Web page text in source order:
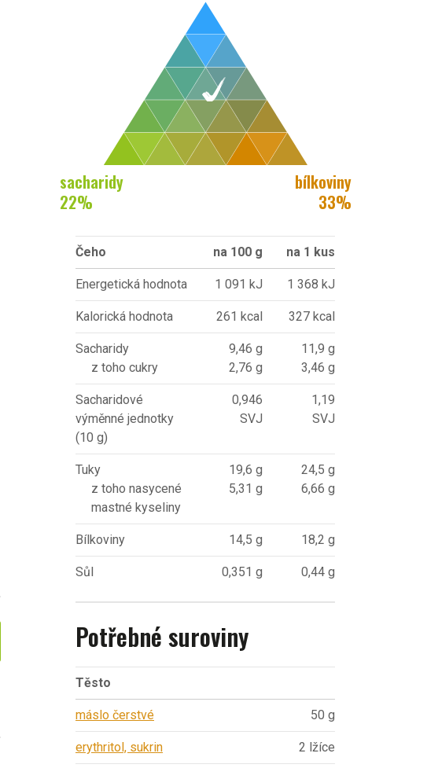
sacharidy
22%
bílkoviny
33%
Čeho na 100 g na 1 kus
Energetická hodnota 1 091 kJ 1 368 kJ
Kalorická hodnota 261 kcal 327 kcal
Sacharidy
z toho cukry
9,46 g
2,76 g
11,9 g
3,46 g
Sacharidové
výměnné jednotky
(10 g)
0,946
SVJ
1,19
SVJ
Tuky
z toho nasycené
mastné kyseliny
19,6 g
5,31 g
24,5 g
6,66 g
Bílkoviny 14,5 g 18,2 g
Sůl 0,351 g 0,44 g
Potřebné suroviny
Těsto
máslo čerstvé 50 g
erythritol, sukrin 2 lžíce